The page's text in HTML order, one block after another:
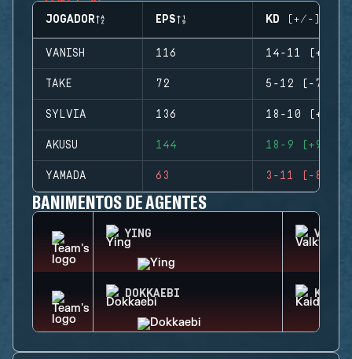
JOGADOR EPS KD (+/-)
VANISH 116 14-11 (+3)
TAKE 72 5-12 (-7)
SYLVIA 136 18-10 (+8)
AKUSU 144 18-9 (+9)
YAMADA 63 3-11 (-8)
BANIMENTOS DE AGENTES
YING
DOKKAEBI KAID